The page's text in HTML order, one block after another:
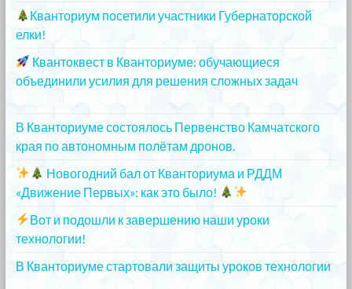
Кванториум посетили участники Губернаторской
елки!
Квантоквест в Кванториуме: обучающиеся
объединили усилия для решения сложных задач
В Кванториуме состоялось Первенство Камчатского
края по автономным полётам дронов.
Новогодний бал от Кванториума и РДДМ
«Движение Первых»: как это было!
Вот и подошли к завершению наши уроки
технологии!
В Кванториуме стартовали защиты уроков технологии